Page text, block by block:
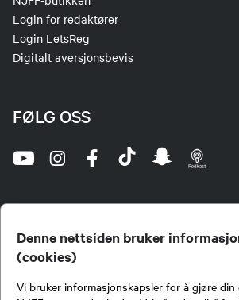
Denne nettsiden bruker
(cookies)
Vi bruker informasjonskapsler for å gjøre din
Login for redaktører
Login LetsReg
Digitalt aversjonsbevis
FØLG OSS
jegere og sportsfiskere og et av de viktigste miljøene for formidling